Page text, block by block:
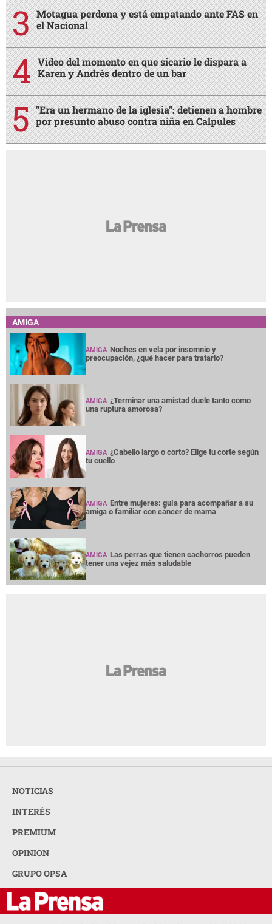
Motagua perdona y está empatando ante FAS en
el Nacional
Video del momento en que sicario le dispara a
Karen y Andrés dentro de un bar
"Era un hermano de la iglesia": detienen a hombre
por presunto abuso contra niña en Calpules
AMIGA
AMIGA Noches en vela por insomnio y
preocupación, ¿qué hacer para tratarlo?
AMIGA ¿Terminar una amistad duele tanto como
una ruptura amorosa?
AMIGA ¿Cabello largo o corto? Elige tu corte según
tu cuello
AMIGA Entre mujeres: guía para acompañar a su
amiga o familiar con cáncer de mama
AMIGA Las perras que tienen cachorros pueden
tener una vejez más saludable
NOTICIAS
INTERÉS
PREMIUM
OPINION
GRUPO OPSA